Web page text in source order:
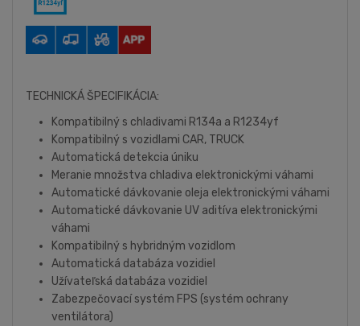
TECHNICKÁ ŠPECIFIKÁCIA:
Kompatibilný s chladivami R134a a R1234yf
Kompatibilný s vozidlami CAR, TRUCK
Automatická detekcia úniku
Meranie množstva chladiva elektronickými váhami
Automatické dávkovanie oleja elektronickými váhami
Automatické dávkovanie UV aditíva elektronickými
váhami
Kompatibilný s hybridným vozidlom
Automatická databáza vozidiel
Užívateľská databáza vozidiel
Zabezpečovací systém FPS (systém ochrany
ventilátora)